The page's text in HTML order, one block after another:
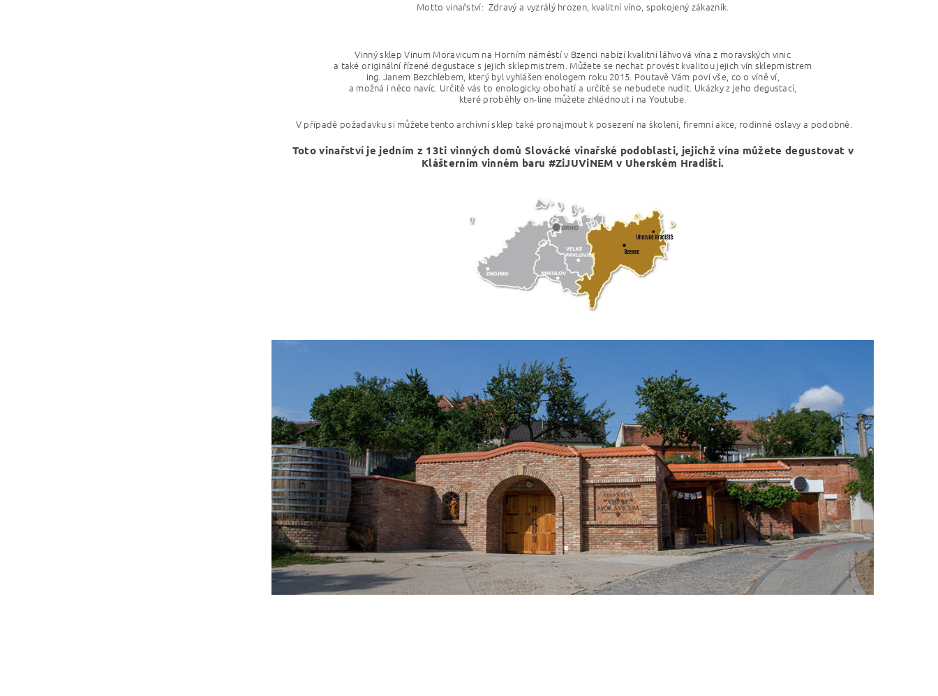
Motto vinařství: Zdravý a vyzrálý hrozen, kvalitní víno, spokojený zákazník.
Vinný sklep Vinum Moravicum na Horním náměstí v Bzenci nabízí kvalitní láhvová vína z moravských vinic
a také originální řízené degustace s jejich sklepmistrem. Můžete se nechat provést kvalitou jejich vín sklepmistrem
ing. Janem Bezchlebem, který byl vyhlášen enologem roku 2015. Poutavě Vám poví vše, co o víně ví,
a možná i něco navíc. Určitě vás to enologicky obohatí a určitě se nebudete nudit. Ukázky z jeho degustací,
které proběhly on-line můžete zhlédnout i na Youtube.
V případě požadavku si můžete tento archivní sklep také pronajmout k posezení na školení, firemní akce, rodinné oslavy a podobně.
Toto vinařství je jedním z 13ti vinných domů Slovácké vinařské podoblasti, jejichž vína můžete degustovat v
Klášterním vinném baru #ZiJUViNEM v Uherském Hradišti.